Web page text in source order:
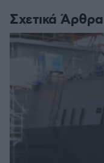
Σχετικά Άρθρα